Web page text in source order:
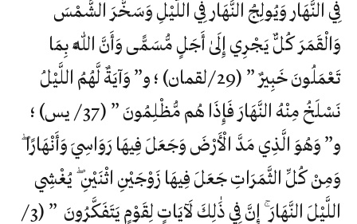
فِي النَّهَار وَيُولِجُ النَّهَار فِي اللَّيْلِ وَسَخَّرَ الشَّمْسَ
وَالْقَمَرَ كُلٌّ يَجْرِي إِلَىٰ أَجَلٍ مُّسَمًّى وَأَنَّ اللَّهَ بِمَا
تَعْمَلُونَ خَبِيرٌ ” (29/لقمان) ؛ و” وَآيَةٌ لَّهُمُ اللَّيْلُ
نَسْلَخُ مِنْهُ النَّهَارَ فَإِذَا هُم مُّظْلِمُونَ ” (37/ يس) ؛
و” وَهُوَ الَّذِي مَدَّ الْأَرْضَ وَجَعَلَ فِيهَا رَوَاسِيَ وَأَنْهَارًا ۖ
وَمِنْ كُلِّ الثَّمَرَاتِ جَعَلَ فِيهَا زَوْجَيْنِ اثْنَيْنِ ۖ يُغْشِي
اللَّيْلَ النَّهَارَ ۚ إِنَّ فِي ذَٰلِكَ لَآيَاتٍ لِقَوْمٍ يَتَفَكَّرُونَ ” (3/